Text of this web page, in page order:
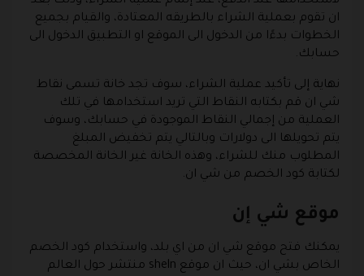
ان تقوم بعملية الشراء بالطريقه المعتادة، والقيام بجميع
الخطوات بدءًا من الدخول الى الموقع او التطبيق الدخول الى
حسابك.
نهاية إلى تأكيد عملية الشراء، سوف تجد خانة تسمى نقاط
شي ان قم بكتابه النقاط التي تريد استخدامها في تلك
العملية من إجمالي النقاط الموجودة في حسابك، وسوف
يتم تحويلها الى دولارات وبالتالي يتم تخفيض المبلغ
المطلوب منك للشراء، وهذه الخانة غير الخانة المخصصة
لكتابة كود الخصم من شي ان.
موقع شي إن
يمكنك فتح موقع شي ان من اي بلد، واستخدام كود الخصم
الخاص بشي ان، حيث ان موقع sheln منتشر حول العالم